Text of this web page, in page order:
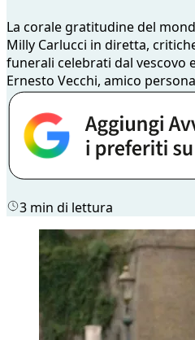
La corale gratitudine del
Milly Carlucci in diretta,
funerali celebrati dal vescovo
Ernesto Vecchi, amico
3 min di lettura